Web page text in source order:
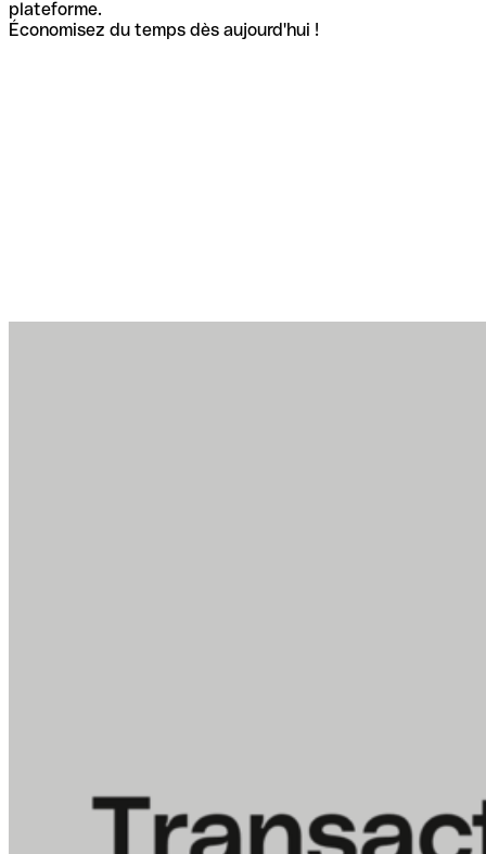
plateforme.
Économisez du temps dès aujourd'hui !